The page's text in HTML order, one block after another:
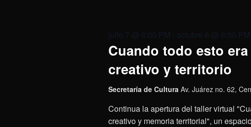
Cuando todo esto
creativo y territorio
julio 7 @ 6:00 PM - octubre 6 @ 8:00 PM
Secretaría de Cultura Av. Juárez no. 62,
Continua la apertura del taller virtual
creativo y memoria territorial", un